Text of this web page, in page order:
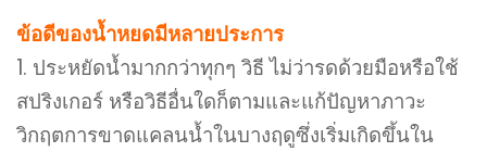
ข้อดีของน้ำหยดมีหลายประการ
1. ประหยัดน้ำมากกว่าทุกๆ วิธี ไม่ว่ารดด้วยมือหรือใช้
สปริงเกอร์ หรือวิธีอื่นใดก็ตามและแก้ปัญหาภาวะ
วิกฤตการขาดแคลนน้ำในบางฤดูซึ่งเริ่มเกิดขึ้นใน